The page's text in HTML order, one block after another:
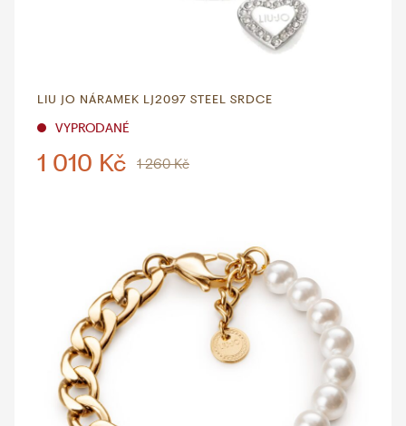
LIU JO NÁRAMEK LJ2097 STEEL SRDCE
VYPRODANÉ
1 010 Kč 1 260 Kč